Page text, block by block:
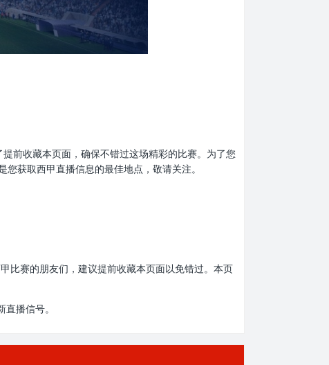
前收藏本页面，确保不错过这场精彩的比赛。为了您
获取西甲直播信息的最佳地点，敬请关注。
比赛的朋友们，建议提前收藏本页面以免错过。本页
播信号。